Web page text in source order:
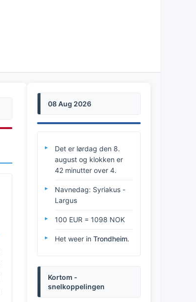
08 Aug 2026
Det er lørdag den 8.
august og klokken er
42 minutter over 4.
Navnedag: Syriakus -
Largus
100 EUR = 1098 NOK
Het weer in Trondheim.
Kortom -
snelkoppelingen